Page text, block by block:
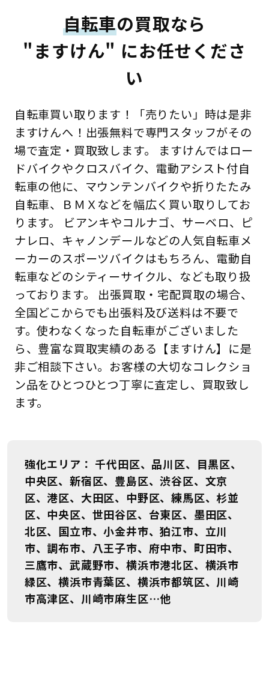
自転車の買取なら
"ますけん" にお任せくださ
い
自転車買い取ります！「売りたい」時は是非
ますけんへ！出張無料で専門スタッフがその
場で査定・買取致します。 ますけんではロー
ドバイクやクロスバイク、電動アシスト付自
転車の他に、マウンテンバイクや折りたたみ
自転車、ＢＭＸなどを幅広く買い取りしてお
ります。 ビアンキやコルナゴ、サーベロ、ピ
ナレロ、キャノンデールなどの人気自転車メ
ーカーのスポーツバイクはもちろん、電動自
転車などのシティーサイクル、なども取り扱
っております。 出張買取・宅配買取の場合、
全国どこからでも出張料及び送料は不要で
す。使わなくなった自転車がございました
ら、豊富な買取実績のある【ますけん】に是
非ご相談下さい。お客様の大切なコレクショ
ン品をひとつひとつ丁寧に査定し、買取致し
ます。
強化エリア
千代田区、品川区、目黒区、
中央区、新宿区、豊島区、渋谷区、文京
区、港区、大田区、中野区、練馬区、杉並
区、中央区、世田谷区、台東区、墨田区、
北区、国立市、小金井市、狛江市、立川
市、調布市、八王子市、府中市、町田市、
三鷹市、武蔵野市、横浜市港北区、横浜市
緑区、横浜市青葉区、横浜市都筑区、川崎
市高津区、川崎市麻生区…他